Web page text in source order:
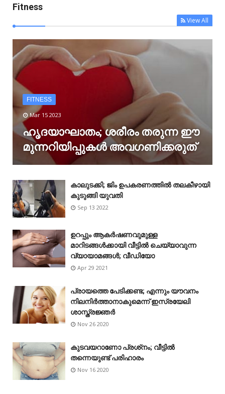
Fitness
View All
FITNESS
Mar 15 2023
ഹൃദയാഘാതം; ശരീരം തരുന്ന ഈ
മുന്നറിയിപ്പുകൾ അവഗണിക്കരുത്
കാലുടക്കി; ജിം ഉപകരണത്തിൽ തലകീഴായി
കുടുങ്ങി യുവതി
Sep 13 2022
ഉറപ്പും ആകർഷണവുമുള്ള
മാറിടങ്ങൾക്കായി വീട്ടിൽ ചെയ്യാവുന്ന
വ്യായാമങ്ങൾ; വീഡിയോ
Apr 29 2021
പ്രായത്തെ പേടിക്കണ്ട; എന്നും യൗവനം
നിലനിർത്താനാകുമെന്ന് ഇസ്രയേലി
ശാസ്ത്രജ്ഞർ
Nov 26 2020
കുടവയറാണോ പ്രശ്‌നം; വീട്ടിൽ
തന്നെയുണ്ട് പരിഹാരം
Nov 16 2020